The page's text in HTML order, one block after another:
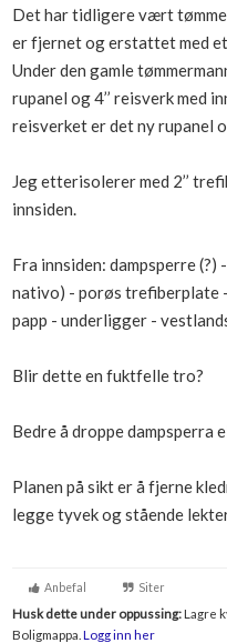
Få mer ut av Boligmappa
Det har tidligere vært
er fjernet og erstattet med
Under den gamle
rupanel og 4’’ reisverk med
reisverket er det ny rupanel
Jeg etterisolerer med 2’’
innsiden.
Fra innsiden: dampsperre (?)
nativo) - porøs trefiberplate -
papp - underligger -
Blir dette en fuktfelle tro?
Bedre å droppe dampsperra
Planen på sikt er å fjerne
legge tyvek og stående
Anbefal Siter
Husk dette under oppussing:Lagre
Boligmappa. Logg inn her